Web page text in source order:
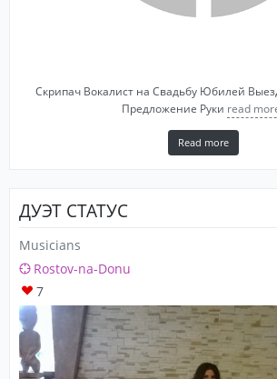
Скрипач Вокалист на Свадьбу Юбилей
Предложение Руки read
Read more
ДУЭТ СТАТУС
Musicians
Rostov-na-Donu
7